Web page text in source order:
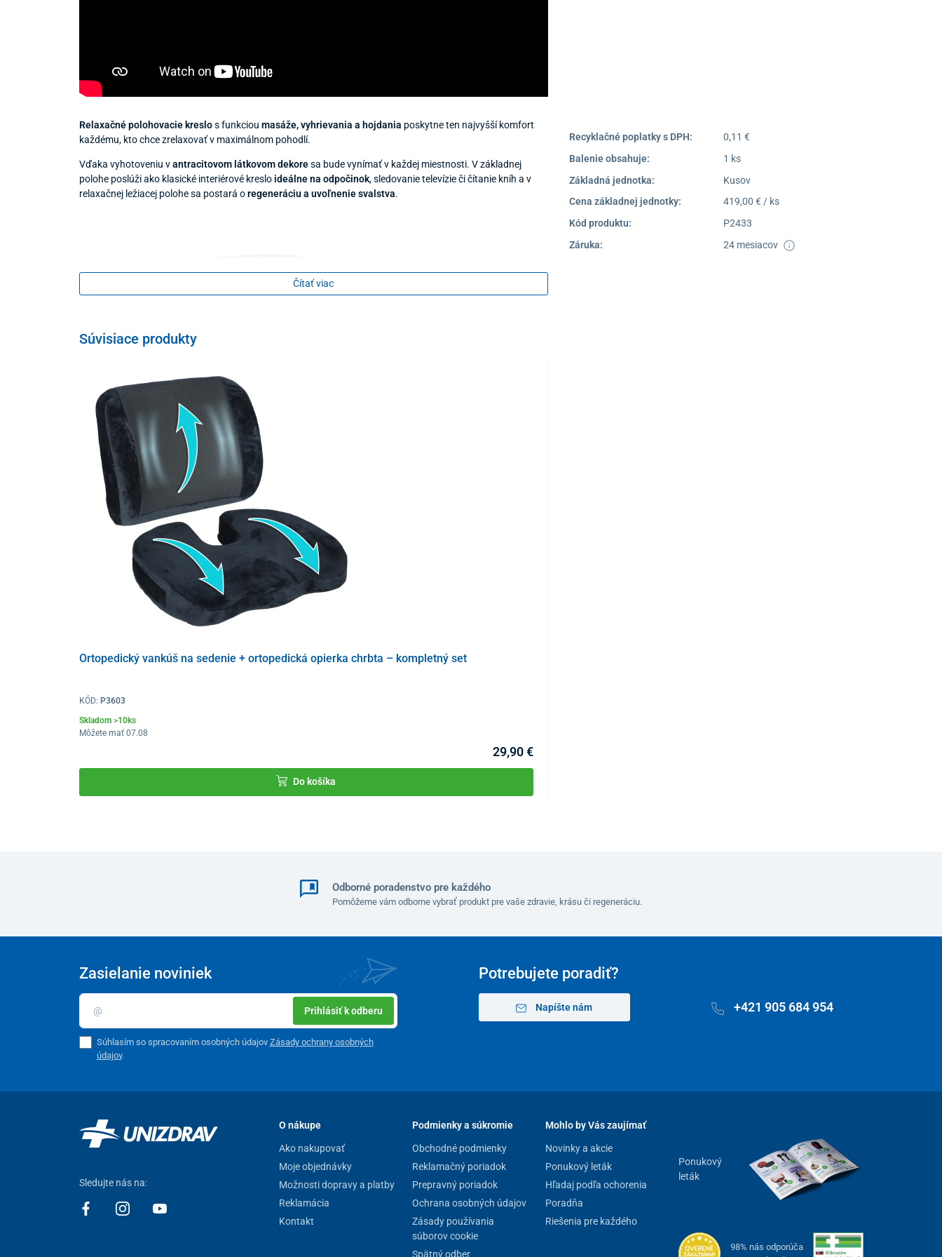
Recyklačné poplatky s DPH:
0,11 €
Balenie obsahuje:
1 ks
Základná jednotka:
Kusov
Cena základnej jednotky:
419,00 € / ks
Kód produktu:
P2433
Záruka:
24 mesiacov
Relaxačné polohovacie kreslos funkciou masáže, vyhrievania a hojdania poskytne ten najvyšší komfort
každému, kto chce zrelaxovať v maximálnom pohodlí.
Vďaka vyhotoveniu vantracitovom látkovom dekoresa bude vynímať v každej miestnosti. V základnej
polohe poslúži ako klasické interiérové kreslo ideálne na odpočinok, sledovanie televízie či čítanie kníh a v
relaxačnej ležiacej polohe sa postará oregeneráciu a uvoľnenie svalstva.
Na diaľkovom ovládaní je tiež možné spustiť
, čím zabezpečuje prirodzený
a pohodlný prechod do relaxačnej polohy.
Okrem toho je k dispozíciifunkcia hojdania a 360° otáčania(mechanizmus hojdania nie je možné zaaretovať
opierok sú k dispozícii
plastové otvory na nápoje a nižšie ďalšie
na uloženie ovládačov a iných
drobností.
Čítať viac
Súvisiace produkty
Ortopedický vankúš na sedenie + ortopedická opierka chrbta – kompletný set
KÓD: P3603
Skladom >10ks
Môžete mať 07.08
29,90 €
Do košíka
Odborné poradenstvo pre každého
Pomôžeme vám odborne vybrať produkt pre vaše zdravie, krásu či regeneráciu.
Potrebujete poradiť?
Napíšte nám +421 905 684 954
Zasielanie noviniek
Prihlásiť k odberu
Súhlasím so spracovaním osobných údajov Zásady ochrany osobných
údajov.
Sledujte nás na:
O nákupe
Ako nakupovať
Moje objednávky
Možnosti dopravy a platby
Reklamácia
Kontakt
Podmienky a súkromie
Obchodné podmienky
Reklamačný poriadok
Prepravný poriadok
Ochrana osobných údajov
Zásady používania
súborov cookie
Spätný odber
Mohlo by Vás zaujímať
Novinky a akcie
Ponukový leták
Hľadaj podľa ochorenia
Poradňa
Riešenia pre každého
Ponukový
leták
98% nás odporúča